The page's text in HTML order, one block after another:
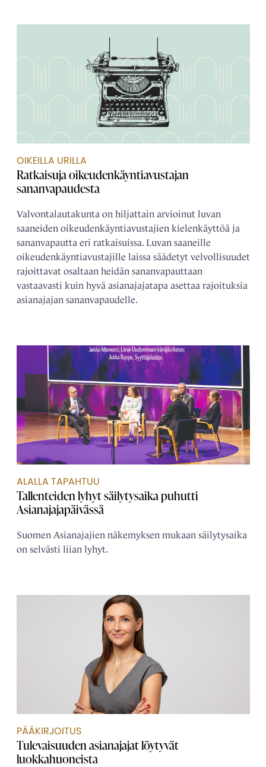
OIKEILLA URILLA
Ratkaisuja oikeudenkäyntiavustajan
sananvapaudesta
Valvontalautakunta on hiljattain arvioinut luvan
saaneiden oikeudenkäyntiavustajien kielenkäyttöä ja
sananvapautta eri ratkaisuissa. Luvan saaneille
oikeudenkäyntiavustajille laissa säädetyt velvollisuudet
rajoittavat osaltaan heidän sananvapauttaan
vastaavasti kuin hyvä asianajajatapa asettaa rajoituksia
asianajajan sananvapaudelle.
ALALLA TAPAHTUU
Tallenteiden lyhyt säilytysaika puhutti
Asianajajapäivässä
Suomen Asianajajien näkemyksen mukaan säilytysaika
on selvästi liian lyhyt.
PÄÄKIRJOITUS
Tulevaisuuden asianajajat löytyvät
luokkahuoneista